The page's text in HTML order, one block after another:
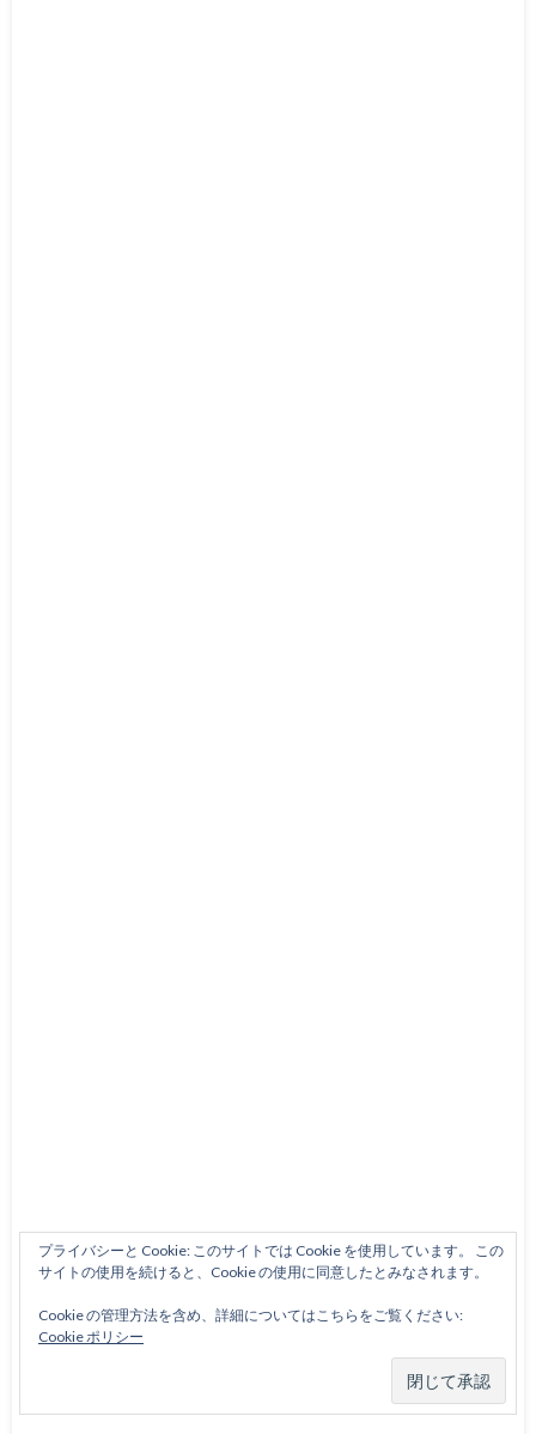
プライバシーと Cookie: このサイトでは Cookie を使用しています。 この
サイトの使用を続けると、Cookie の使用に同意したとみなされます。
Cookie の管理方法を含め、詳細についてはこちらをご覧ください:
Cookie ポリシー